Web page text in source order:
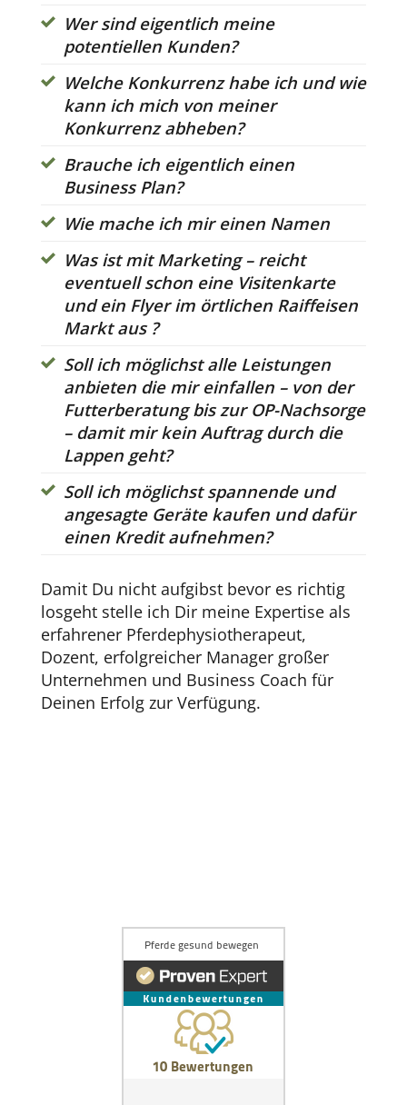
Wer sind eigentlich meine
potentiellen Kunden?
Welche Konkurrenz habe ich und wie
kann ich mich von meiner
Konkurrenz abheben?
Brauche ich eigentlich einen
Business Plan?
Wie mache ich mir einen Namen
Was ist mit Marketing – reicht
eventuell schon eine Visitenkarte
und ein Flyer im örtlichen Raiffeisen
Markt aus ?
Soll ich möglichst alle Leistungen
anbieten die mir einfallen – von der
Futterberatung bis zur OP-Nachsorge
– damit mir kein Auftrag durch die
Lappen geht?
Soll ich möglichst spannende und
angesagte Geräte kaufen und dafür
einen Kredit aufnehmen?
Damit Du nicht aufgibst bevor es richtig
losgeht stelle ich Dir meine Expertise als
erfahrener Pferdephysiotherapeut,
Dozent, erfolgreicher Manager großer
Unternehmen und Business Coach für
Deinen Erfolg zur Verfügung.